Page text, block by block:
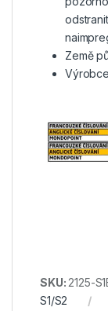
Země
SKU: 2125-
S1/S2